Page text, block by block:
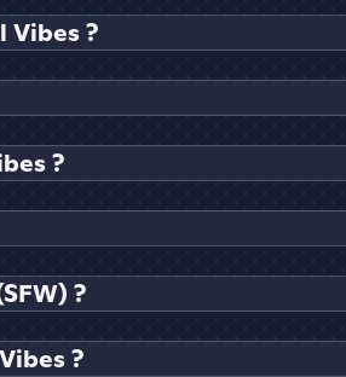
Vibes ?
?
?
?